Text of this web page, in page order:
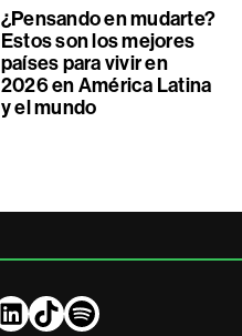
¿Pensando en mudarte?
Estos son los mejores
países para vivir en
2026 en América Latina
y el mundo